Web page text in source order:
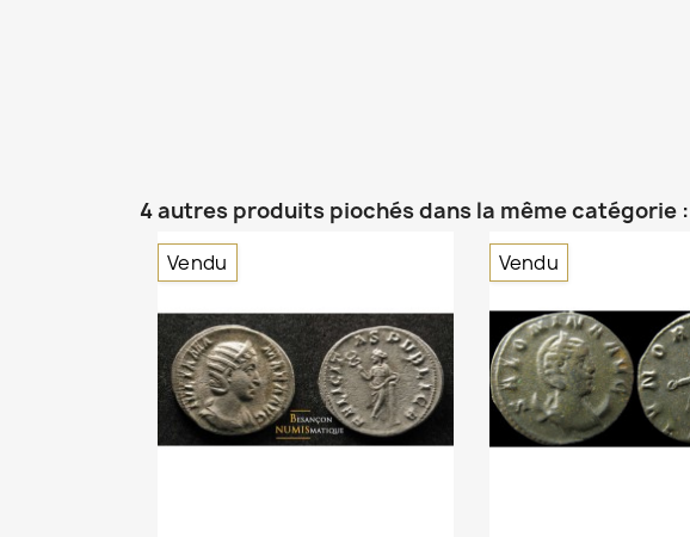
4 autres produits piochés dans la même catégorie :
Vendu Vendu